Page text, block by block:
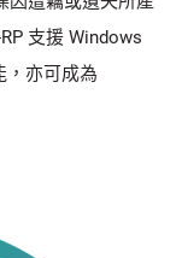
支援 Windows
，亦可成為